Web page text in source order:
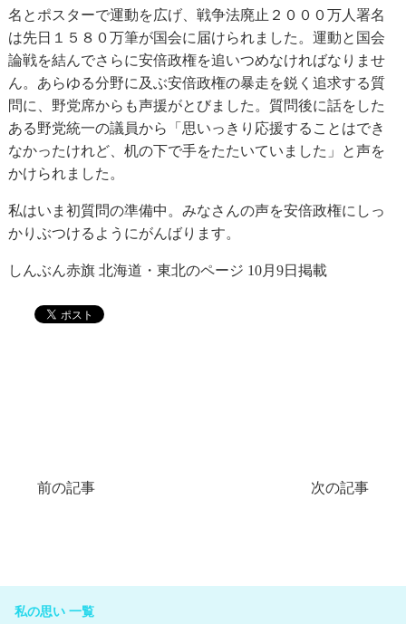
名とポスターで運動を広げ、戦争法廃止２０００万人署名
は先日１５８０万筆が国会に届けられました。運動と国会
論戦を結んでさらに安倍政権を追いつめなければなりませ
ん。あらゆる分野に及ぶ安倍政権の暴走を鋭く追求する質
問に、野党席からも声援がとびました。質問後に話をした
ある野党統一の議員から「思いっきり応援することはでき
なかったけれど、机の下で手をたたいていました」と声を
かけられました。
私はいま初質問の準備中。みなさんの声を安倍政権にしっ
かりぶつけるようにがんばります。
しんぶん赤旗 北海道・東北のページ 10月9日掲載
前の記事 次の記事
私の思い 一覧